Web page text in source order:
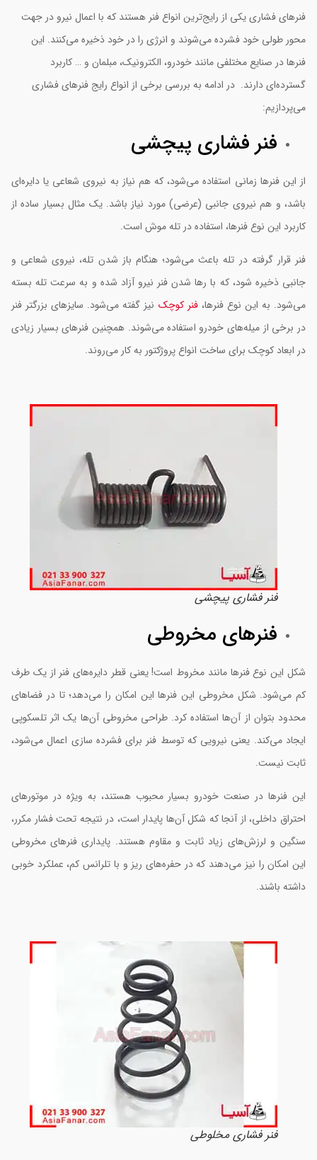
فشاری یکی از رایج‌ترین انواع فنر هستند که با اعمال نیرو در جهت
طولی خود فشرده می‌شوند و انرژی را در خود ذخیره می‌کنند. این
در صنایع مختلفی مانند خودرو، الکترونیک، مبلمان و … کاربرد
دارند. در ادامه به بررسی برخی از انواع رایج فنرهای فشاری
فنر فشاری پیچشی
این فنرها زمانی استفاده می‌شود، که هم نیاز به نیروی شعاعی یا دایره‌ای
و هم نیروی جانبی (عرضی) مورد نیاز باشد. یک مثال بسیار ساده از
این نوع فنرها، استفاده در تله موش است.
قرار گرفته در تله باعث می‌شود؛ هنگام باز شدن تله، نیروی شعاعی و
ذخیره شود، که با رها شدن فنر نیرو آزاد شده و به سرعت تله بسته
به این نوع فنرها،فنر کوچکنیز گفته می‌شود. سایزهای بزرگتر فنر
برخی از میله‌های خودرو استفاده می‌شوند. همچنین فنرهای بسیار زیادی
ابعاد کوچک برای ساخت انواع پروژکتور به کار می‌روند.
فنر فشاری پیچشی
فنرهای مخروطی
این نوع فنرها مانند مخروط است! یعنی قطر دایره‌های فنر از یک طرف
می‌شود. شکل مخروطی این فنرها این امکان را می‌دهد؛ تا در فضاهای
بتوان از آن‌ها استفاده کرد. طراحی مخروطی آن‌ها یک اثر تلسکوپی
می‌کند. یعنی نیرویی که توسط فنر برای فشرده سازی اعمال می‌شود،
نیست.
فنرها در صنعت خودرو بسیار محبوب هستند، به ویژه در موتورهای
داخلی، از آنجا که شکل آن‌ها پایدار است، در نتیجه تحت فشار مکرر،
و لرزش‌های زیاد ثابت و مقاوم هستند. پایداری فنرهای مخروطی
امکان را نیز می‌دهند که در حفره‌های ریز و با تلرانس کم، عملکرد خوبی
باشند.
فنر فشاری مخلوطی